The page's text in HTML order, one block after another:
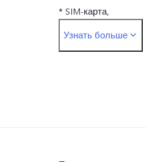
* SIM-карта,
используемая для
Узнать больше